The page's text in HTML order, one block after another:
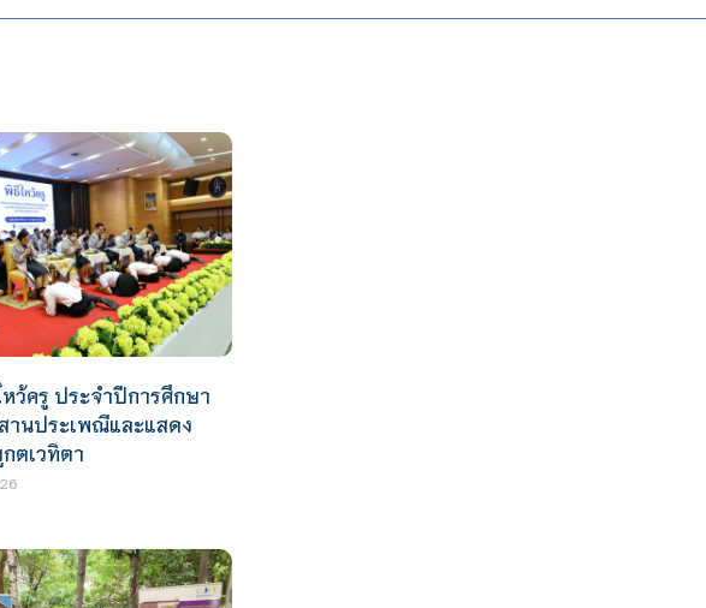
ว้ครู ประจำปีการศึกษา
านประเพณีและแสดง
ตเวทิตา